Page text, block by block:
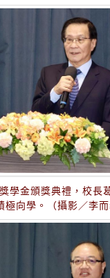
學金頒獎典禮，校長
極向學。（攝影／李而